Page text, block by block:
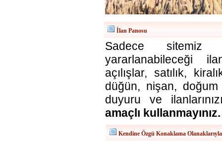
İlan Panosu
Sadece sitemiz
yararlanabileceği
açılışlar, satılık,
düğün, nişan,
duyuru ve
amaçlı kullanmayınız.
Kendine Özgü Konaklama